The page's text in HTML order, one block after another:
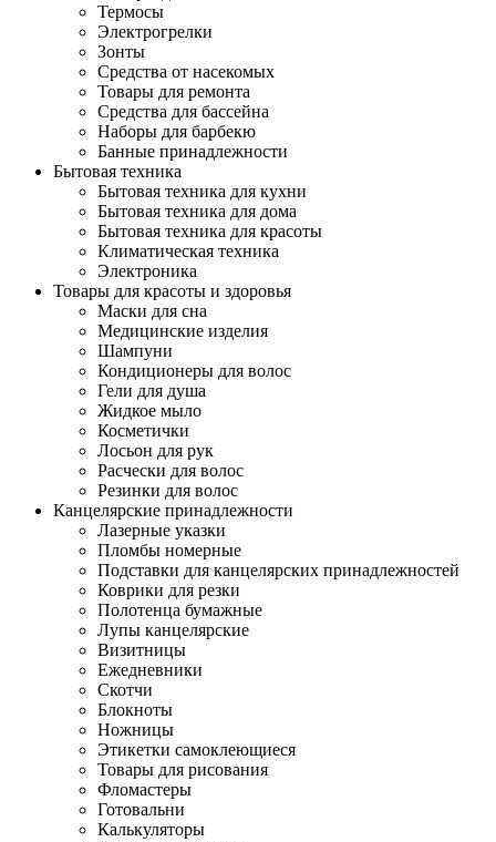
Термосы
Электрогрелки
Зонты
Средства от насекомых
Товары для ремонта
Средства для бассейна
Наборы для барбекю
Банные принадлежности
Бытовая техника
Бытовая техника для кухни
Бытовая техника для дома
Бытовая техника для красоты
Климатическая техника
Электроника
Товары для красоты и здоровья
Маски для сна
Медицинские изделия
Шампуни
Кондиционеры для волос
Гели для душа
Жидкое мыло
Косметички
Лосьон для рук
Расчески для волос
Резинки для волос
Канцелярские принадлежности
Лазерные указки
Пломбы номерные
Подставки для канцелярских принадлежностей
Коврики для резки
Полотенца бумажные
Лупы канцелярские
Визитницы
Ежедневники
Скотчи
Блокноты
Ножницы
Этикетки самоклеющиеся
Товары для рисования
Фломастеры
Готовальни
Калькуляторы